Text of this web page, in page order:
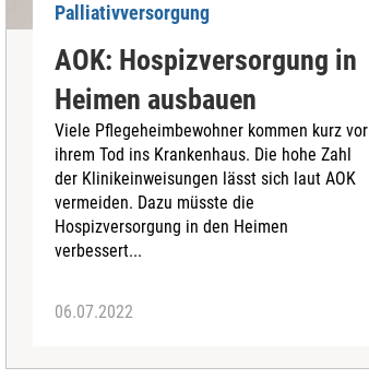
Palliativversorgung
AOK: Hospizversorgung in
Heimen ausbauen
Viele Pflegeheimbewohner kommen kurz vor
ihrem Tod ins Krankenhaus. Die hohe Zahl
der Klinikeinweisungen lässt sich laut AOK
vermeiden. Dazu müsste die
Hospizversorgung in den Heimen
verbessert...
06.07.2022